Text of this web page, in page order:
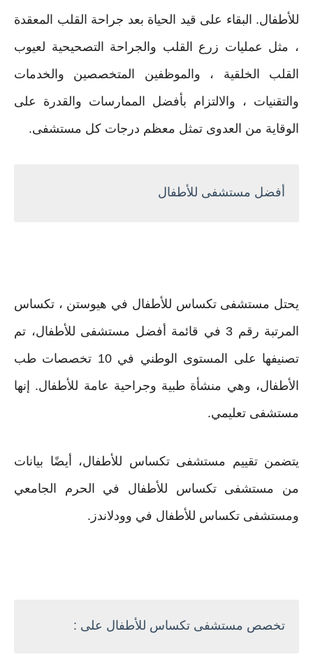
للأطفال. البقاء على قيد الحياة بعد جراحة القلب المعقدة
، مثل عمليات زرع القلب والجراحة التصحيحية لعيوب
القلب الخلقية ، والموظفين المتخصصين والخدمات
والتقنيات ، والالتزام بأفضل الممارسات والقدرة على
الوقاية من العدوى تمثل معظم درجات كل مستشفى.
أفضل مستشفى للأطفال
يحتل مستشفى تكساس للأطفال في هيوستن ، تكساس
المرتبة رقم 3 في قائمة أفضل مستشفى للأطفال،
تم
تصنيفها على المستوى الوطني في 10 تخصصات طب
الأطفال، وهي منشأة طبية وجراحية عامة للأطفال. إنها
مستشفى تعليمي.
يتضمن تقييم مستشفى تكساس للأطفال، أيضًا بيانات
من مستشفى تكساس للأطفال في الحرم الجامعي
ومستشفى تكساس للأطفال في وودلاندز.
تخصص مستشفى تكساس للأطفال على :